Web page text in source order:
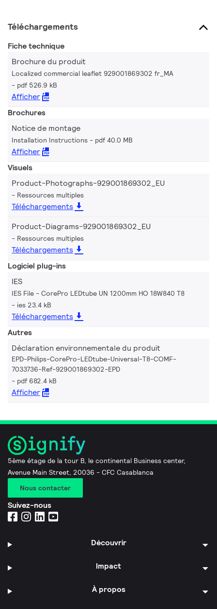
Téléchargements
Fiche technique
Brochure du produit
Localized commercial leaflet 929001869302 fr_MA
pdf 526.9 kB
Afficher
Brochures
Notice de montage
Installation Instructions pdf 40.0 MB
Afficher
Visuels
Product-Photographs-929001869302_EU
Ressources multiples
Téléchargements
Product-Diagrams-929001869302_EU
Ressources multiples
Téléchargements
Logiciel plug-ins
IES
IES File - CorePro LEDtube UN 1200mm HO 18W840 T8
ies 23.4 kB
Téléchargements
Autres
Déclaration environnementale du produit
EPD-Philips-CorePro-LEDtube-Universal-T8-COMF-
7033736-Ref-929001869302-EPD
pdf 682.4 kB
Afficher
5ème étage de la tour B, le continental Business center,
Avenue Main Street, 20036 - CFC Casablanca
Nous contacter
Suivez-nous
Découvrir
Impact
À propos